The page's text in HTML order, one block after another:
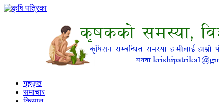
गृहपृष्ठ
समाचार